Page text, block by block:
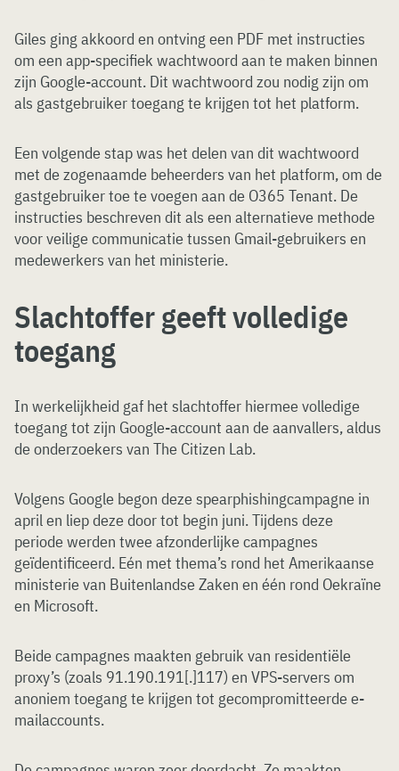
Giles ging akkoord en ontving een PDF met instructies
om een app-specifiek wachtwoord aan te maken binnen
zijn Google-account. Dit wachtwoord zou nodig zijn om
als gastgebruiker toegang te krijgen tot het platform.
Een volgende stap was het delen van dit wachtwoord
met de zogenaamde beheerders van het platform, om de
gastgebruiker toe te voegen aan de O365 Tenant. De
instructies beschreven dit als een alternatieve methode
voor veilige communicatie tussen Gmail-gebruikers en
medewerkers van het ministerie.
Slachtoffer geeft volledige
toegang
In werkelijkheid gaf het slachtoffer hiermee volledige
toegang tot zijn Google-account aan de aanvallers, aldus
de onderzoekers van The Citizen Lab.
Volgens Google begon deze spearphishingcampagne in
april en liep deze door tot begin juni. Tijdens deze
periode werden twee afzonderlijke campagnes
geïdentificeerd. Eén met thema’s rond het Amerikaanse
ministerie van Buitenlandse Zaken en één rond Oekraïne
en Microsoft.
Beide campagnes maakten gebruik van residentiële
proxy’s (zoals 91.190.191[.]117) en VPS-servers om
anoniem toegang te krijgen tot gecompromitteerde e-
mailaccounts.